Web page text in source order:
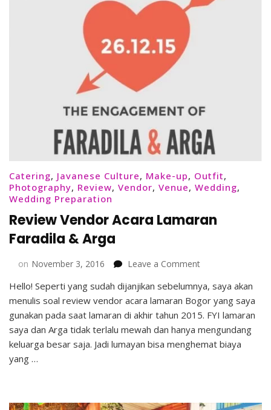
Catering, Javanese Culture, Make-up, Outfit,
Photography, Review, Vendor, Venue, Wedding,
Wedding Preparation
Review Vendor Acara Lamaran
Faradila & Arga
on November 3, 2016 Leave a Commenton
Vendor
Acara
Lamaran
Faradila
Hello! Seperti yang sudah dijanjikan sebelumnya, saya akan
menulis soal review vendor acara lamaran Bogor yang saya
gunakan pada saat lamaran di akhir tahun 2015. FYI lamaran
saya dan Arga tidak terlalu mewah dan hanya mengundang
keluarga besar saja. Jadi lumayan bisa menghemat biaya
yang …